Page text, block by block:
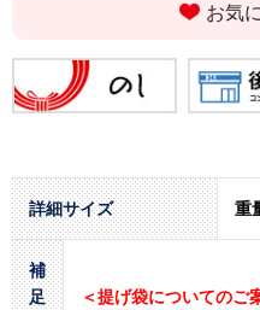
お気
詳細サイズ 重
補
足
＜提げ袋についてのご